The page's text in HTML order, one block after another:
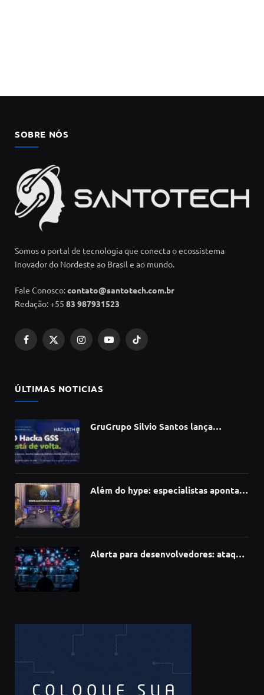
SOBRE NÓS
Somos o portal de tecnologia que conecta o ecossistema
inovador do Nordeste ao Brasil e ao mundo.
Fale Conosco:contato@santotech.com.br
Redação: +55 83 987931523
Facebook
X
InstagramYouTubeTikTok
ÚLTIMAS NOTICIAS
GruGrupo Silvio Santos lança
Além do hype: especialistas apontam
Alerta para desenvolvedores: ataque